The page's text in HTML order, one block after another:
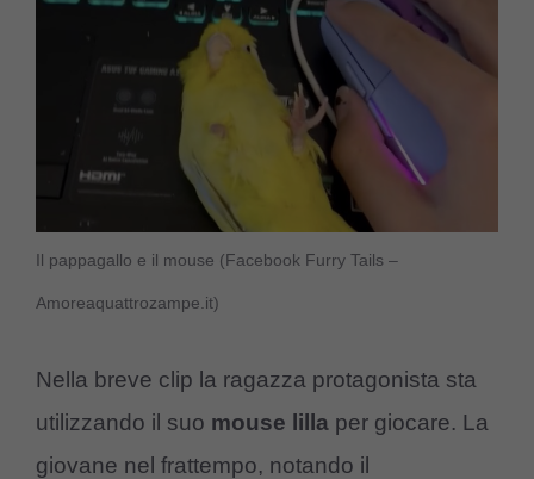
Il pappagallo e il mouse (Facebook Furry Tails –
Amoreaquattrozampe.it)
Nella breve clip la ragazza protagonista sta
utilizzando il suo mouse lilla per giocare. La
giovane nel frattempo, notando il